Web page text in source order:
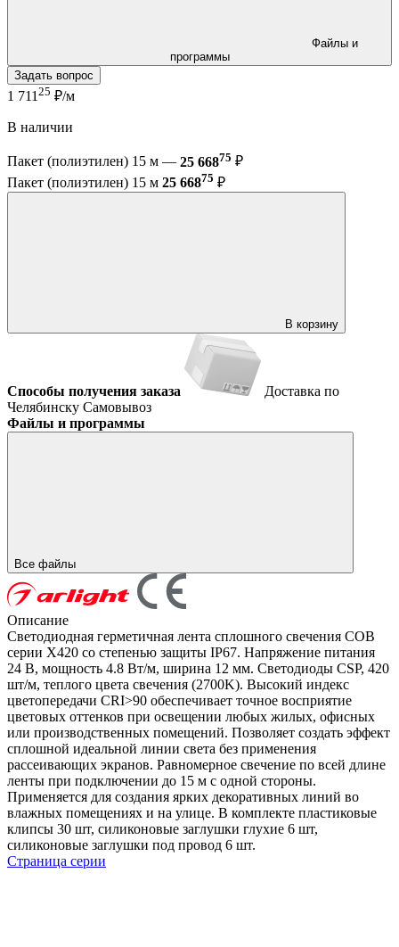
программы
Задать вопрос
1 711 25 ₽/м
В наличии
Пакет (полиэтилен) 15 м — 25 66875 ₽
Пакет (полиэтилен) 15 м 25 66875 ₽
В корзину
Способы получения заказа
Доставка по
Челябинску Самовывоз
Файлы и программы
Все файлы
Описание
Светодиодная герметичная лента сплошного свечения COB
серии X420 со степенью защиты IP67. Напряжение питания
24 В, мощность 4.8 Вт/м, ширина 12 мм. Светодиоды CSP, 420
шт/м, теплого цвета свечения (2700K). Высокий индекс
цветопередачи CRI>90 обеспечивает точное восприятие
цветовых оттенков при освещении любых жилых, офисных
или производственных помещений. Позволяет создать эффект
сплошной идеальной линии света без применения
рассеивающих экранов. Равномерное свечение по всей длине
ленты при подключении до 15 м с одной стороны.
Применяется для создания ярких декоративных линий во
влажных помещениях и на улице. В комплекте пластиковые
клипсы 30 шт, силиконовые заглушки глухие 6 шт,
силиконовые заглушки под провод 6 шт.
Страница серии